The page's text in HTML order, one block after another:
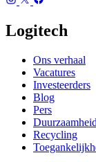
Logitech
Ons verhaal
Vacatures
Investeerders
Blog
Pers
Duurzaamheid
Recycling